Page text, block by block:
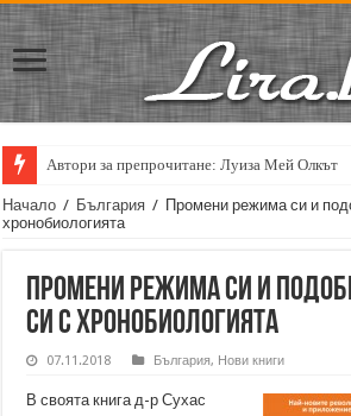
Автори за препрочитане: Луиза Мей Олкът
Кирил Кадийски: „Плачът на големия поет
Начало / България / Промени режима си и
хронобиологията
Промени режима си и
си с хронобиологията
07.11.2018 България, Нови книги
В своята книга д-р Сухас